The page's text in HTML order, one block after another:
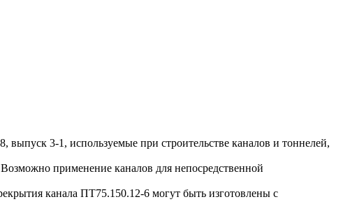
3-1, используемые при строительстве каналов и тоннелей,
применение каналов для непосредственной
канала ПТ75.150.12-6 могут быть изготовлены с